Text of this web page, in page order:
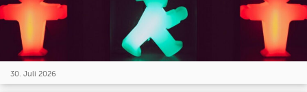
30. Juli 2026